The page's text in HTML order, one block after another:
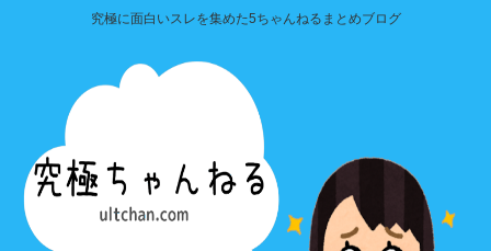
究極に面白いスレを集めた5ちゃんねるまとめブログ